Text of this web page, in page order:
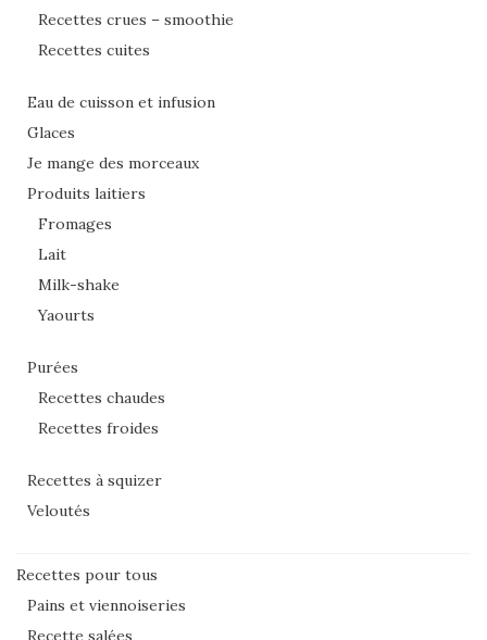
Recettes crues – smoothie
Recettes cuites
Eau de cuisson et infusion
Glaces
Je mange des morceaux
Produits laitiers
Fromages
Lait
Milk-shake
Yaourts
Purées
Recettes chaudes
Recettes froides
Recettes à squizer
Veloutés
Recettes pour tous
Pains et viennoiseries
Recette salées